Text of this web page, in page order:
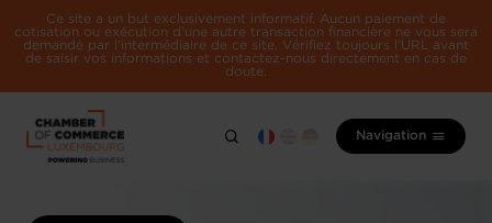
Ce site a un but exclusivement informatif. Aucun paiement de
cotisation ou exécution d'une autre transaction financière ne vous sera
demandé par l'intermédiaire de ce site. Vérifiez toujours l'URL avant
de saisir vos informations et contactez-nous directement en cas de
doute.
Navigation